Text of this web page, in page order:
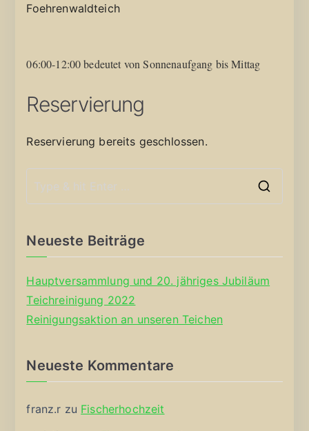
Foehrenwaldteich
06:00-12:00 bedeutet von Sonnenaufgang bis Mittag
Reservierung
Reservierung bereits geschlossen.
Neueste Beiträge
Hauptversammlung und 20. jähriges Jubiläum
Teichreinigung 2022
Reinigungsaktion an unseren Teichen
Neueste Kommentare
franz.r zu Fischerhochzeit